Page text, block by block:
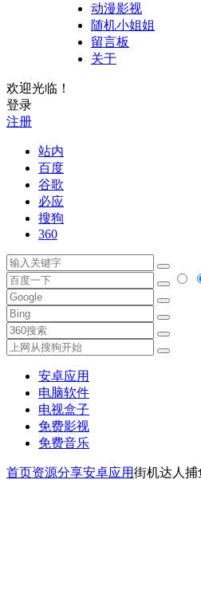
动漫影视
随机小姐姐
留言板
关于
欢迎光临！
登录
注册
站内
百度
谷歌
必应
搜狗
360
安卓应用
电脑软件
电视盒子
免费影视
免费音乐
首页资源分享安卓应用街机达人捕